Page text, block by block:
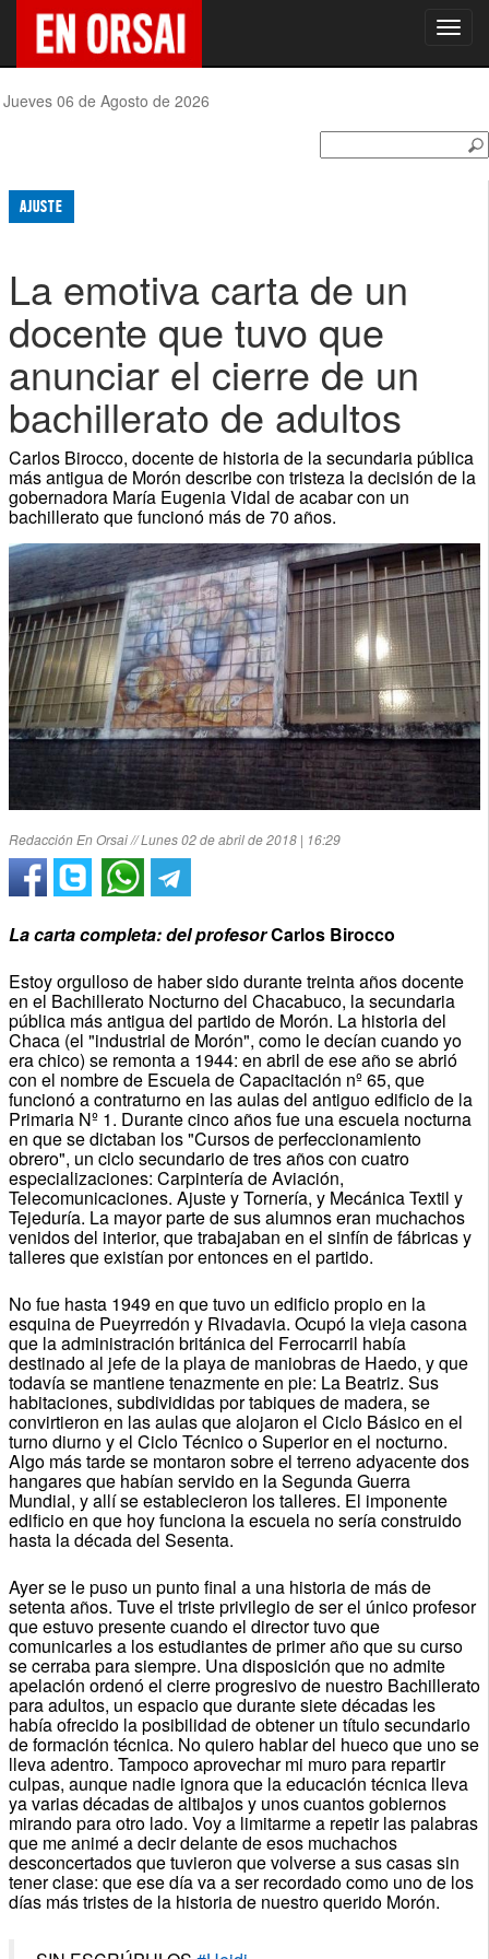
Jueves 06 de Agosto de 2026
AJUSTE
La emotiva carta de un
docente que tuvo que
anunciar el cierre de un
bachillerato de adultos
Carlos Birocco, docente de historia de la secundaria pública
más antigua de Morón describe con tristeza la decisión de la
gobernadora María Eugenia Vidal de acabar con un
bachillerato que funcionó más de 70 años.
Redacción En Orsai // Lunes 02 de abril de 2018 | 16:29
La carta completa: del profesorCarlos Birocco
Estoy orgulloso de haber sido durante treinta años docente
en el Bachillerato Nocturno del Chacabuco, la secundaria
pública más antigua del partido de Morón. La historia del
Chaca (el "industrial de Morón", como le decían cuando yo
era chico) se remonta a 1944: en abril de ese año se abrió
con el nombre de Escuela de Capacitación nº 65, que
funcionó a contraturno en las aulas del antiguo edificio de la
Primaria Nº 1. Durante cinco años fue una escuela nocturna
en que se dictaban los "Cursos de perfeccionamiento
obrero", un ciclo secundario de tres años con cuatro
especializaciones: Carpintería de Aviación,
Telecomunicaciones. Ajuste y Tornería, y Mecánica Textil y
Tejeduría. La mayor parte de sus alumnos eran muchachos
venidos del interior, que trabajaban en el sinfín de fábricas y
talleres que existían por entonces en el partido.
No fue hasta 1949 en que tuvo un edificio propio en la
esquina de Pueyrredón y Rivadavia. Ocupó la vieja casona
que la administración británica del Ferrocarril había
destinado al jefe de la playa de maniobras de Haedo, y que
todavía se mantiene tenazmente en pie: La Beatriz. Sus
habitaciones, subdivididas por tabiques de madera, se
convirtieron en las aulas que alojaron el Ciclo Básico en el
turno diurno y el Ciclo Técnico o Superior en el nocturno.
Algo más tarde se montaron sobre el terreno adyacente dos
hangares que habían servido en la Segunda Guerra
Mundial, y allí se establecieron los talleres. El imponente
edificio en que hoy funciona la escuela no sería construido
hasta la década del Sesenta.
Ayer se le puso un punto final a una historia de más de
setenta años. Tuve el triste privilegio de ser el único profesor
que estuvo presente cuando el director tuvo que
comunicarles a los estudiantes de primer año que su curso
se cerraba para siempre. Una disposición que no admite
apelación ordenó el cierre progresivo de nuestro Bachillerato
para adultos, un espacio que durante siete décadas les
había ofrecido la posibilidad de obtener un título secundario
de formación técnica. No quiero hablar del hueco que uno se
lleva adentro. Tampoco aprovechar mi muro para repartir
culpas, aunque nadie ignora que la educación técnica lleva
ya varias décadas de altibajos y unos cuantos gobiernos
mirando para otro lado. Voy a limitarme a repetir las palabras
que me animé a decir delante de esos muchachos
desconcertados que tuvieron que volverse a sus casas sin
tener clase: que ese día va a ser recordado como uno de los
días más tristes de la historia de nuestro querido Morón.